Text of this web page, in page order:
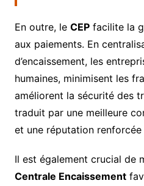
En outre, le CEPfacilite la
aux paiements. En
d’encaissement, les
humaines, minimisent les
améliorent la sécurité des
traduit par une meilleure
et une réputation renforcée
Il est également crucial de
Centrale Encaissement